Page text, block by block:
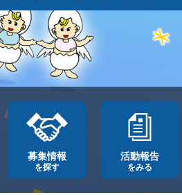
募集情報
を探す
活動報告
をみる